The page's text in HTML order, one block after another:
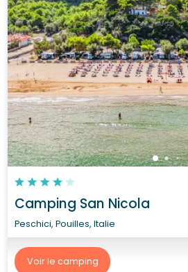
Camping San Nicola
Peschici, Pouilles, Italie
Voir le camping